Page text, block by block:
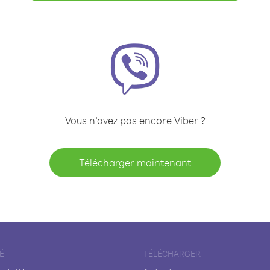
Vous n’avez pas encore Viber ?
Télécharger maintenant
TÉLÉCHARGER